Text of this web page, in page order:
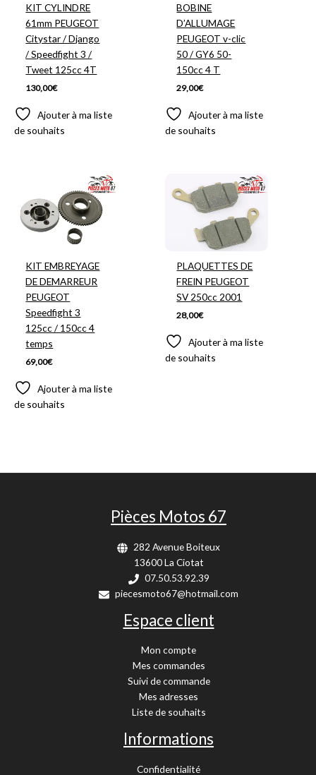
KIT CYLINDRE
61mm PEUGEOT
Citystar / Django
/ Speedfight 3 /
Tweet 125cc 4T
130,00€
Ajouter à ma liste
de souhaits
BOBINE
D’ALLUMAGE
PEUGEOT v-clic
50 / GY6 50-
150cc 4 T
29,00€
Ajouter à ma liste
de souhaits
KIT EMBREYAGE
DE DEMARREUR
PEUGEOT
Speedfight 3
125cc / 150cc 4
temps
69,00€
Ajouter à ma liste
de souhaits
PLAQUETTES DE
FREIN PEUGEOT
SV 250cc 2001
28,00€
Ajouter à ma liste
de souhaits
Pièces Motos 67
282 Avenue Boiteux
13600 La Ciotat
07.50.53.92.39
piecesmoto67@hotmail.com
Espace client
Mon compte
Mes commandes
Suivi de commande
Mes adresses
Liste de souhaits
Informations
Confidentialité